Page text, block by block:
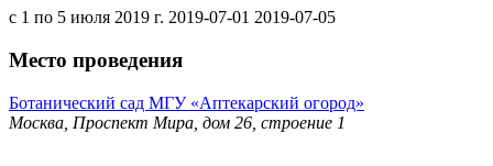
с 1 по 5 июля 2019 г. 2019-07-01 2019-07-05
Место проведения
Ботанический сад МГУ «Аптекарский огород»
Москва, Проспект Мира, дом 26, строение 1